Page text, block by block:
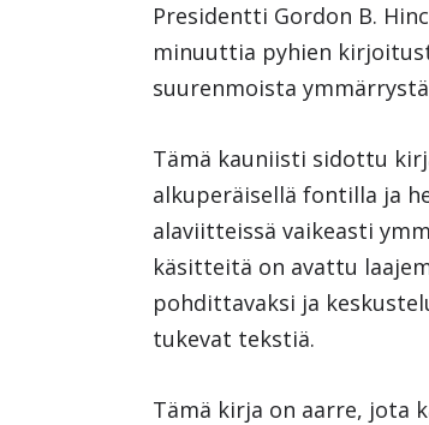
Presidentti Gordon B.
minuuttia pyhien
suurenmoista
Tämä kauniisti sidottu
alkuperäisellä fontilla ja
alaviitteissä vaikeasti
käsitteitä on avattu
pohdittavaksi ja
tukevat tekstiä.
Tämä kirja on aarre, jota